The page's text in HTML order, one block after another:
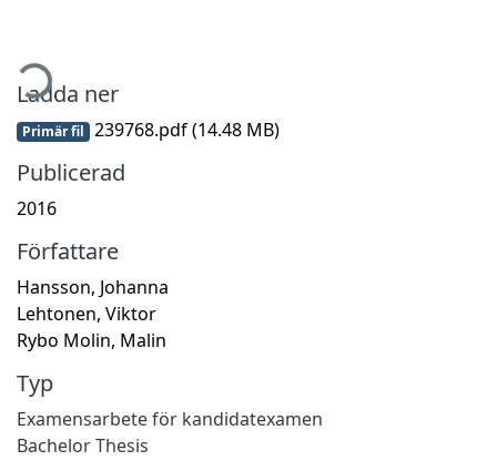
Ladda ner
Primär fil 239768.pdf(14.48 MB)
Publicerad
2016
Författare
Hansson, Johanna
Lehtonen, Viktor
Rybo Molin, Malin
Typ
Examensarbete för kandidatexamen
Bachelor Thesis